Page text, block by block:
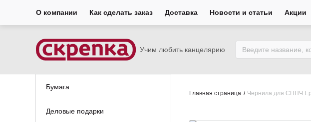
О компании Как сделать заказ Доставка Новости и статьи Акции
Учим любить канцелярию
Бумага
Деловые подарки
Главная страница Чернила для СНПЧ